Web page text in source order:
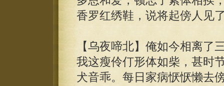
香罗红绣鞋，说将起傍人见
【乌夜啼北】俺如今相离了
我这瘦伶仃形体如柴，甚时
犬音乖。每日家病恹恹懒去